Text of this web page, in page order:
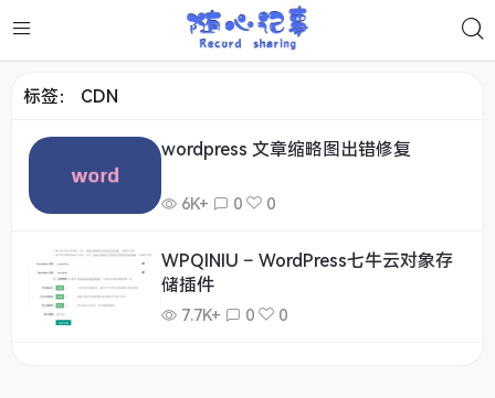
标签： CDN
wordpress 文章缩略图出错修复
6K+ 0 0
WPQINIU – WordPress七牛云对象存
储插件
7.7K+ 0 0